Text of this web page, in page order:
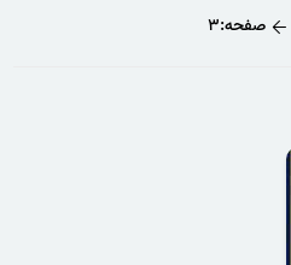
صفحه:۳